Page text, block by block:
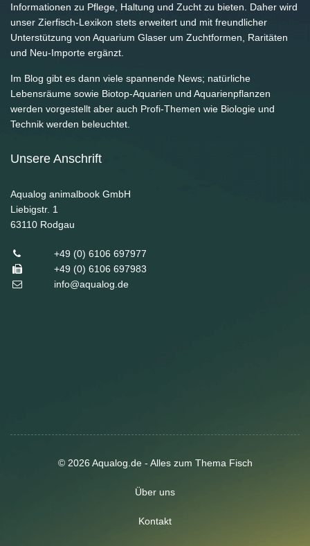
Informationen zu Pflege, Haltung und Zucht zu bieten. Daher wird
unser Zierfisch-Lexikon stets erweitert und mit freundlicher
Unterstützung von Aquarium Glaser um Zuchtformen, Raritäten
und Neu-Importe ergänzt.
Im Blog gibt es dann viele spannende News; natürliche
Lebensräume sowie Biotop-Aquarien und Aquarienpflanzen
werden vorgestellt aber auch Profi-Themen wie Biologie und
Technik werden beleuchtet.
Unsere Anschrift
Aqualog animalbook GmbH
Liebigstr. 1
63110 Rodgau
+49 (0) 6106 697977
+49 (0) 6106 697983
info@aqualog.de
© 2026 Aqualog.de - Alles zum Thema Fisch
Über uns
Kontakt